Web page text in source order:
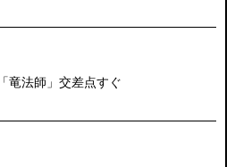
竜法師」交差点すぐ